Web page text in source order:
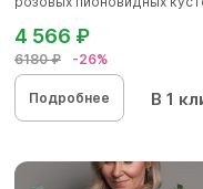
6180 ₽ -26%
4 566 ₽
Подробнее В 1